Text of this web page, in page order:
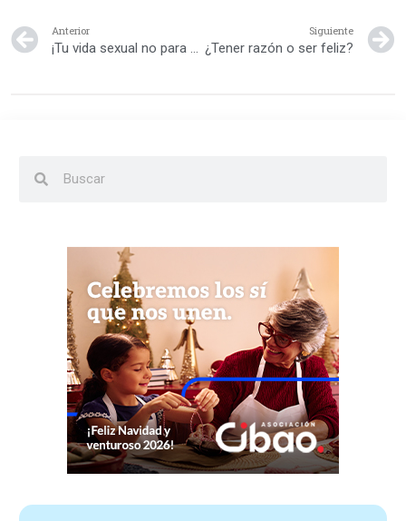
Anterior
¡Tu vida sexual no para después de tener hijos!
Siguiente
¿Tener razón o ser feliz?